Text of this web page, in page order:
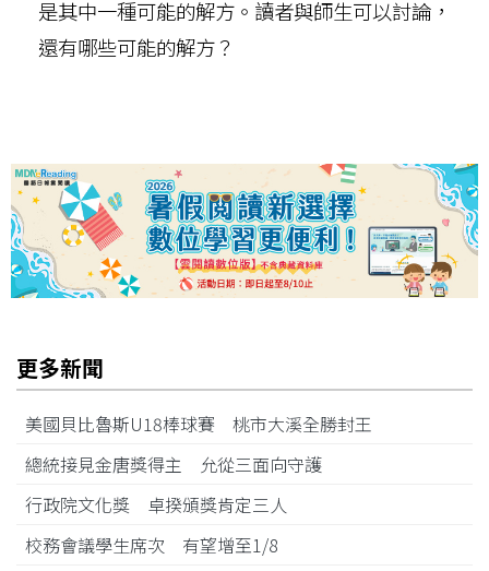
是其中一種可能的解方。讀者與師生可以討論，
還有哪些可能的解方？
更多新聞
美國貝比魯斯U18棒球賽 桃市大溪全勝封王
總統接見金唐獎得主 允從三面向守護
行政院文化獎 卓揆頒獎肯定三人
校務會議學生席次 有望增至1/8